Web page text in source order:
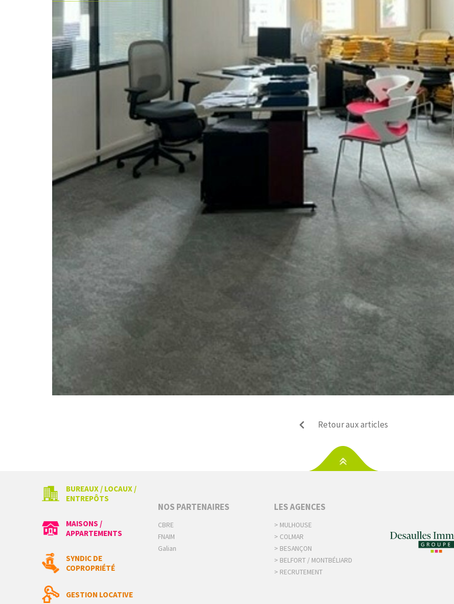
Retour aux articles
BUREAUX / LOCAUX /
ENTREPÔTS
MAISONS /
APPARTEMENTS
SYNDIC DE
COPROPRIÉTÉ
GESTION LOCATIVE
NOS PARTENAIRES
CBRE
FNAIM
Galian
LES AGENCES
> MULHOUSE
> COLMAR
> BESANÇON
> BELFORT / MONTBÉLIARD
> RECRUTEMENT